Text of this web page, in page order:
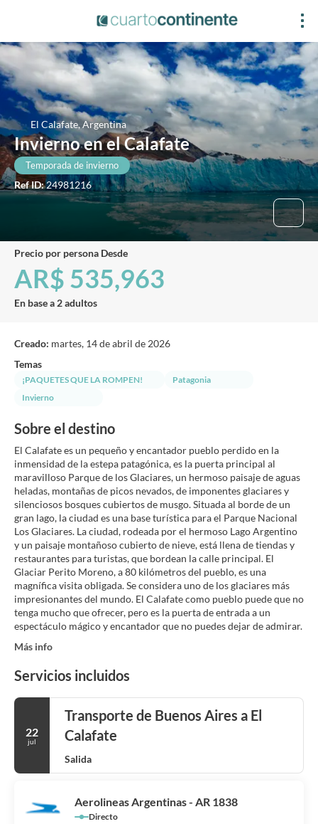
El Calafate, Argentina
Invierno en el Calafate
Temporada de invierno
Ref ID:24981216
precio por persona Desde
AR$ 535,963
En base a 2 adultos
Creado: martes, 14 de abril de 2026
Temas
¡PAQUETES QUE LA ROMPEN!
Patagonia
Invierno
Sobre el destino
El Calafate es un pequeño y encantador pueblo perdido en la
inmensidad de la estepa patagónica, es la puerta principal al
maravilloso Parque de los Glaciares, un hermoso paisaje de aguas
heladas, montañas de picos nevados, de imponentes glaciares y
silenciosos bosques cubiertos de musgo. Situada al borde de un
gran lago, la ciudad es una base turística para el Parque Nacional
Los Glaciares. La ciudad, rodeada por el hermoso Lago Argentino
y un paisaje montañoso cubierto de nieve, está llena de tiendas y
restaurantes para turistas, que bordean la calle principal. El
Glaciar Perito Moreno, a 80 kilómetros del pueblo, es una
magnífica visita obligada. Se considera uno de los glaciares más
impresionantes del mundo. El Calafate como pueblo puede que no
tenga mucho que ofrecer, pero es la puerta de entrada a un
espectáculo mágico y encantador que no puedes dejar de admirar.
Más info
Servicios incluidos
22
jul
Transporte de Buenos Aires a El
Calafate
Salida
Aerolineas Argentinas - AR 1838
Directo